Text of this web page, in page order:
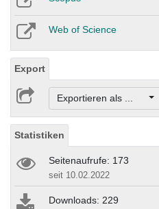
Web of Science
Export
Exportieren als ...
Statistiken
Seitenaufrufe: 173
seit 10.02.2022
Downloads: 229